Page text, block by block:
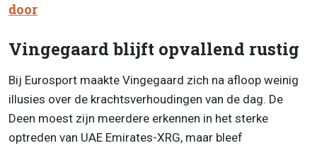
door
Vingegaard blijft opvallend rustig
Bij Eurosport maakte Vingegaard zich na afloop weinig
illusies over de krachtsverhoudingen van de dag. De
Deen moest zijn meerdere erkennen in het sterke
optreden van UAE Emirates-XRG, maar bleef